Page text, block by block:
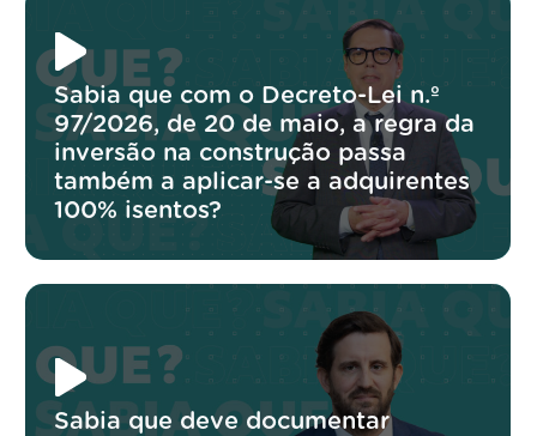
Sabia que com o Decreto-Lei n.º
97/2026, de 20 de maio, a regra da
inversão na construção passa
também a aplicar-se a adquirentes
100% isentos?
Sabia que deve documentar